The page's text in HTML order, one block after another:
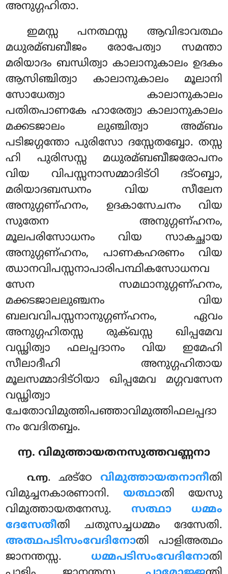
അനുഗ്ഗഹിതാ.
ഇമസ്സ പനത്ഥസ്സ ആവിഭാവത്ഥം
മധുരമ്ബബീജം രോപേത്വാ സമന്താ
മരിയാദം ബന്ധിത്വാ കാലാനുകാലം ഉദകം
ആസിഞ്ചിത്വാ കാലാനുകാലം മൂലാനി
സോധേത്വാ കാലാനുകാലം
പതിതപാണകേ ഹാരേത്വാ കാലാനുകാലം
മക്കടജാലം ലുഞ്ചിത്വാ അമ്ബം
പടിജഗ്ഗന്തോ പുരിസോ ദസ്സേതബ്ബോ. തസ്സ
ഹി പുരിസസ്സ മധുരമ്ബബീജരോപനം
വിയ വിപസ്സനാസമ്മാദിട്ഠി ദട്ഠബ്ബാ,
മരിയാദബന്ധനം വിയ സീലേന
അനുഗ്ഗണ്ഹനം, ഉദകാസേചനം വിയ
സുതേന അനുഗ്ഗണ്ഹനം,
മൂലപരിസോധനം വിയ സാകച്ഛായ
അനുഗ്ഗണ്ഹനം, പാണകഹരണം വിയ
ഝാനവിപസ്സനാപാരിപന്ഥികസോധനവ
സേന സമഥാനുഗ്ഗണ്ഹനം,
മക്കടജാലലുഞ്ചനം വിയ
ബലവവിപസ്സനാനുഗ്ഗണ്ഹനം, ഏവം
അനുഗ്ഗഹിതസ്സ രുക്ഖസ്സ ഖിപ്പമേവ
വഡ്ഢിത്വാ ഫലപ്പദാനം വിയ ഇമേഹി
സീലാദീഹി അനുഗ്ഗഹിതായ
മൂലസമ്മാദിട്ഠിയാ ഖിപ്പമേവ മഗ്ഗവസേന
വഡ്ഢിത്വാ
ചേതോവിമുത്തിപഞ്ഞാവിമുത്തിഫലപ്പദാ
നം വേദിതബ്ബം.
൬. വിമുത്തായതനസുത്തവണ്ണനാ
൨൬. ഛട്ഠേ വിമുത്തായതനാനീതി
വിമുച്ചനകാരണാനി. യത്ഥാതി യേസു
വിമുത്തായതനേസു. സത്ഥാ ധമ്മം
ദേസേതീതി ചതുസച്ചധമ്മം ദേസേതി.
അത്ഥപടിസംവേദിനോതി പാളിഅത്ഥം
ജാനന്തസ്സ. ധമ്മപടിസംവേദിനോതി